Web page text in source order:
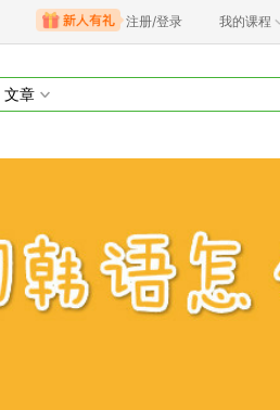
注册/登录 我的课程
文章